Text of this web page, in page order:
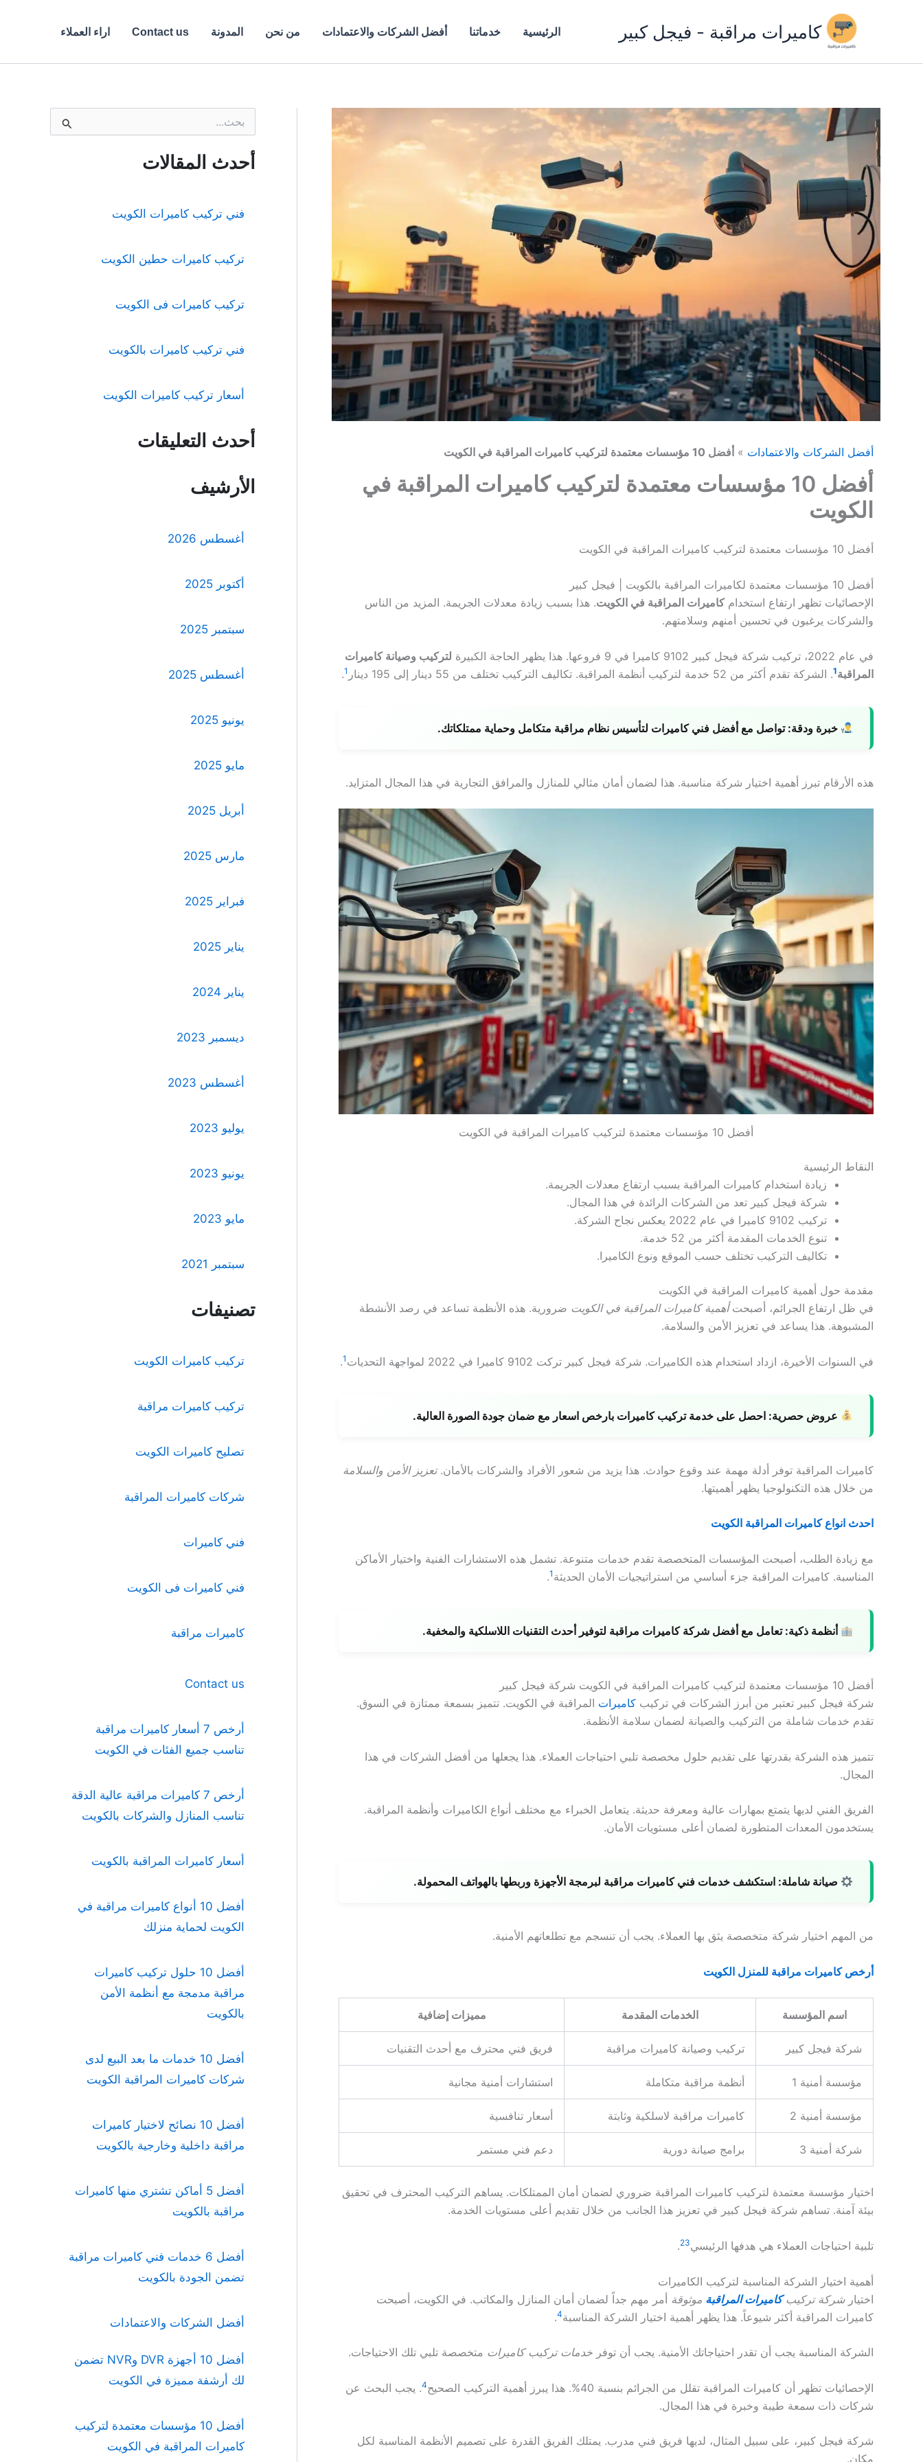
كاميرات مراقبة - فيجل كبير الرئيسية خدماتنا أفضل الشركات والاعتمادات من نحن المدونة Contact us اراء العملاء
أفضل الشركات والاعتمادات » أفضل 10 مؤسسات معتمدة لتركيب كاميرات المراقبة في الكويت
أفضل 10 مؤسسات معتمدة لتركيب كاميرات المراقبة في
الكويت
أفضل 10 مؤسسات معتمدة لتركيب كاميرات المراقبة في الكويت
أفضل 10 مؤسسات معتمدة لكاميرات المراقبة بالكويت | فيجل كبير
الإحصائيات تظهر ارتفاع استخدامكاميرات المراقبة في الكويت. هذا بسبب زيادة معدلات الجريمة. المزيد من الناس
والشركات يرغبون في تحسين أمنهم وسلامتهم.
في عام 2022، تركيب شركة فيجل كبير 9102 كاميرا في 9 فروعها. هذا يظهر الحاجة الكبيرة
لتركيب وصيانة كاميرات
المراقبة1. الشركة تقدم أكثر من 52 خدمة لتركيب أنظمة المراقبة. تكاليف التركيب تختلف من 55 دينار إلى 195 دينار 1
.
خبرة ودقة: تواصل مع أفضل فني كاميرات لتأسيس نظام مراقبة متكامل وحماية ممتلكاتك.
هذه الأرقام تبرز أهمية اختيار شركة مناسبة. هذا لضمان أمان مثالي للمنازل والمرافق التجارية في هذا المجال المتزايد.
أفضل 10 مؤسسات معتمدة لتركيب كاميرات المراقبة في الكويت
النقاط الرئيسية
زيادة استخدام كاميرات المراقبة بسبب ارتفاع معدلات الجريمة.
شركة فيجل كبير تعد من الشركات الرائدة في هذا المجال.
تركيب 9102 كاميرا في عام 2022 يعكس نجاح الشركة.
تنوع الخدمات المقدمة أكثر من 52 خدمة.
تكاليف التركيب تختلف حسب الموقع ونوع الكاميرا.
مقدمة حول أهمية كاميرات المراقبة في الكويت
في ظل ارتفاع الجرائم، أصبحتأهمية كاميرات المراقبة في الكويت ضرورية. هذه الأنظمة تساعد في رصد الأنشطة
المشبوهة. هذا يساعد في تعزيز الأمن والسلامة.
في السنوات الأخيرة، ازداد استخدام هذه الكاميرات. شركة فيجل كبير تركت 9102 كاميرا في 2022 لمواجهة التحديات 1
.
عروض حصرية: احصل على خدمة تركيب كاميرات بارخص اسعار مع ضمان جودة الصورة العالية.
كاميرات المراقبة توفر أدلة مهمة عند وقوع حوادث. هذا يزيد من شعور الأفراد والشركات بالأمان.تعزيز الأمن والسلامة
من خلال هذه التكنولوجيا يظهر أهميتها.
احدث انواع كاميرات المراقبة الكويت
مع زيادة الطلب، أصبحت المؤسسات المتخصصة تقدم خدمات متنوعة. تشمل هذه الاستشارات الفنية واختيار الأماكن
المناسبة. كاميرات المراقبة جزء أساسي من استراتيجيات الأمان الحديثة 1
.
أنظمة ذكية: تعامل مع أفضل شركة كاميرات مراقبة لتوفير أحدث التقنيات اللاسلكية والمخفية.
أفضل 10 مؤسسات معتمدة لتركيب كاميرات المراقبة في الكويت شركة فيجل كبير
شركة فيجل كبير تعتبر من أبرز الشركات في تركيب كاميرات المراقبة في الكويت. تتميز بسمعة ممتازة في السوق.
تقدم خدمات شاملة من التركيب والصيانة لضمان سلامة الأنظمة.
تتميز هذه الشركة بقدرتها على تقديم حلول مخصصة تلبي احتياجات العملاء. هذا يجعلها من أفضل الشركات في هذا
المجال.
الفريق الفني لديها يتمتع بمهارات عالية ومعرفة حديثة. يتعامل الخبراء مع مختلف أنواع الكاميرات وأنظمة المراقبة.
يستخدمون المعدات المتطورة لضمان أعلى مستويات الأمان.
صيانة شاملة: استكشف خدمات فني كاميرات مراقبة لبرمجة الأجهزة وربطها بالهواتف المحمولة.
من المهم اختيار شركة متخصصة يثق بها العملاء. يجب أن تنسجم مع تطلعاتهم الأمنية.
أرخص كاميرات مراقبة للمنزل الكويت
اسم المؤسسة الخدمات المقدمة مميزات إضافية
شركة فيجل كبير تركيب وصيانة كاميرات مراقبة فريق فني محترف مع أحدث التقنيات
مؤسسة أمنية 1 أنظمة مراقبة متكاملة استشارات أمنية مجانية
مؤسسة أمنية 2 كاميرات مراقبة لاسلكية وثابتة أسعار تنافسية
شركة أمنية 3 برامج صيانة دورية دعم فني مستمر
اختيار مؤسسة معتمدة لتركيب كاميرات المراقبة ضروري لضمان أمان الممتلكات. يساهم التركيب المحترف في تحقيق
بيئة آمنة. تساهم شركة فيجل كبير في تعزيز هذا الجانب من خلال تقديم أعلى مستويات الخدمة.
تلبية احتياجات العملاء هي هدفها الرئيسي 23
.
أهمية اختيار الشركة المناسبة لتركيب الكاميرات
اختيارشركة تركيبكاميرات المراقبة موثوقة أمر مهم جداً لضمان أمان المنازل والمكاتب. في الكويت، أصبحت
كاميرات المراقبة أكثر شيوعاً. هذا يظهر أهمية اختيار الشركة المناسبة4
.
الشركة المناسبة يجب أن تقدر احتياجاتك الأمنية. يجب أن توفر خدمات تركيب كاميرات متخصصة تلبي تلك الاحتياجات.
الإحصائيات تظهر أن كاميرات المراقبة تقلل من الجرائم بنسبة 40%. هذا يبرز أهمية التركيب الصحيح 4. يجب البحث عن
شركات ذات سمعة طيبة وخبرة في هذا المجال.
شركة فيجل كبير، على سبيل المثال، لديها فريق فني مدرب. يمتلك الفريق القدرة على تصميم الأنظمة المناسبة لكل
مكان.
ح
ث
أحدث المقالات
فني تركيب كاميرات الكويت
تركيب كاميرات حطين الكويت
تركيب كاميرات فى الكويت
فني تركيب كاميرات بالكويت
أسعار تركيب كاميرات الكويت
أحدث التعليقات
الأرشيف
أغسطس 2026
أكتوبر 2025
سبتمبر 2025
أغسطس 2025
يونيو 2025
مايو 2025
أبريل 2025
مارس 2025
فبراير 2025
يناير 2025
يناير 2024
ديسمبر 2023
أغسطس 2023
يوليو 2023
يونيو 2023
مايو 2023
سبتمبر 2021
تصنيفات
تركيب كاميرات الكويت
تركيب كاميرات مراقبة
تصليح كاميرات الكويت
شركات كاميرات المراقبة
فني كاميرات
فني كاميرات فى الكويت
كاميرات مراقبة
Contact us
أرخص 7 أسعار كاميرات مراقبة
تناسب جميع الفئات في الكويت
أرخص 7 كاميرات مراقبة عالية الدقة
تناسب المنازل والشركات بالكويت
أسعار كاميرات المراقبة بالكويت
أفضل 10 أنواع كاميرات مراقبة في
الكويت لحماية منزلك
أفضل 10 حلول تركيب كاميرات
مراقبة مدمجة مع أنظمة الأمن
بالكويت
أفضل 10 خدمات ما بعد البيع لدى
شركات كاميرات المراقبة الكويت
أفضل 10 نصائح لاختيار كاميرات
مراقبة داخلية وخارجية بالكويت
أفضل 5 أماكن تشتري منها كاميرات
مراقبة بالكويت
أفضل 6 خدمات فني كاميرات مراقبة
تضمن الجودة بالكويت
أفضل الشركات والاعتمادات
أفضل 10 أجهزة DVR وNVR تضمن
لك أرشفة مميزة في الكويت
أفضل 10 مؤسسات معتمدة لتركيب
كاميرات المراقبة في الكويت